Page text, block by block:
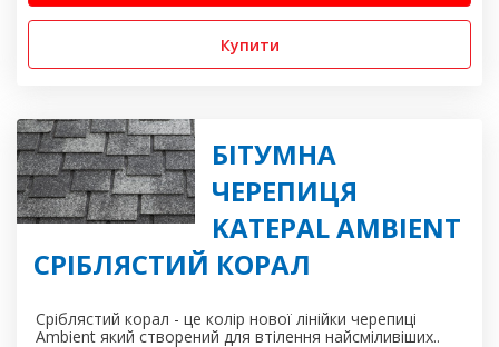
Купити
БІТУМНА
ЧЕРЕПИЦЯ
KATEPAL AMBIENT
СРІБЛЯСТИЙ КОРАЛ
Сріблястий корал - це колір нової лінійки черепиці
Ambient який створений для втілення найсміливіших..